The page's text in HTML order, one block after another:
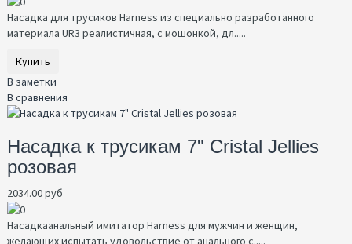
Насадка для трусиков Harness из специально разработанного
материала UR3 реалистичная, с мошонкой, дл.....
Купить
В заметки
В сравнения
Насадка к трусикам 7" Cristal Jellies
розовая
2034.00 руб
Насадкаанальный имитатор Harness для мужчин и женщин,